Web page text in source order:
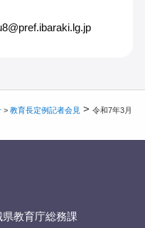
>教育長定例記者会見 >令和7年3月
教育庁総務課